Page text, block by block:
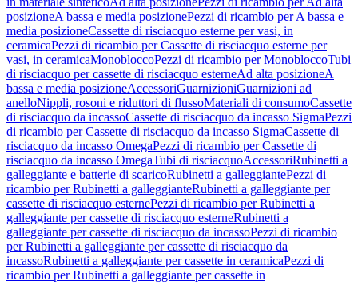
posizioneA bassa e media posizionePezzi di ricambio per A bassa e
media posizioneCassette di risciacquo esterne per vasi, in
ceramicaPezzi di ricambio per Cassette di risciacquo esterne per
vasi, in ceramicaMonobloccoPezzi di ricambio per MonobloccoTubi
di risciacquo per cassette di risciacquo esterneAd alta posizioneA
bassa e media posizioneAccessoriGuarnizioniGuarnizioni ad
anelloNippli, rosoni e riduttori di flussoMateriali di consumoCassette
di risciacquo da incassoCassette di risciacquo da incasso SigmaPezzi
di ricambio per Cassette di risciacquo da incasso SigmaCassette di
risciacquo da incasso OmegaPezzi di ricambio per Cassette di
risciacquo da incasso OmegaTubi di risciacquoAccessoriRubinetti a
galleggiante e batterie di scaricoRubinetti a galleggiantePezzi di
ricambio per Rubinetti a galleggianteRubinetti a galleggiante per
cassette di risciacquo esternePezzi di ricambio per Rubinetti a
galleggiante per cassette di risciacquo esterneRubinetti a
galleggiante per cassette di risciacquo da incassoPezzi di ricambio
per Rubinetti a galleggiante per cassette di risciacquo da
incassoRubinetti a galleggiante per cassette in ceramicaPezzi di
ricambio per Rubinetti a galleggiante per cassette in